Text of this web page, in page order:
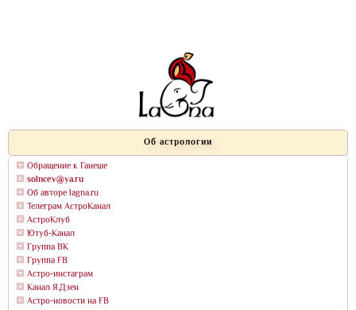
Об астрологии
Обращение к Ганеше
solncev@ya.ru
Об авторе lagna.ru
Телеграм АстроКанал
АстроКлуб
Ютуб-Канал
Группа ВК
Группа FB
Астро-инстаграм
Канал Я.Дзен
Астро-новости на FB